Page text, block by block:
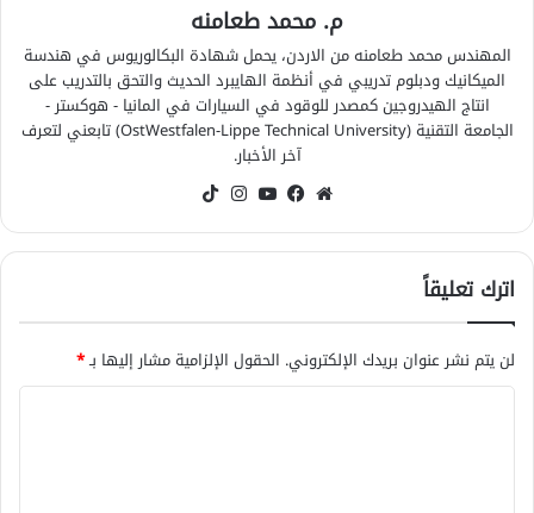
م. محمد طعامنه
المهندس محمد طعامنه من الاردن، يحمل شهادة البكالوريوس في هندسة
الميكانيك ودبلوم تدريبي في أنظمة الهايبرد الحديث والتحق بالتدريب على
انتاج الهيدروجين كمصدر للوقود في السيارات في المانيا - هوكستر -
الجامعة التقنية (OstWestfalen-Lippe Technical University) تابعني لتعرف
آخر الأخبار.
موقعفيسبوك‫YouTubeانستقرام
اترك تعليقاً
لن يتم نشر عنوان بريدك الإلكتروني. الحقول الإلزامية مشار إليها بـ*